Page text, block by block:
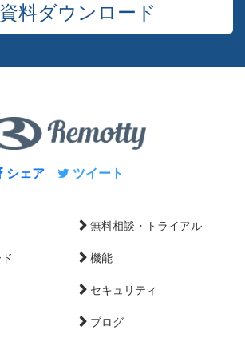
資料ダウンロード
シェア ツイート
無料相談・トライアル
機能
セキュリティ
ブログ